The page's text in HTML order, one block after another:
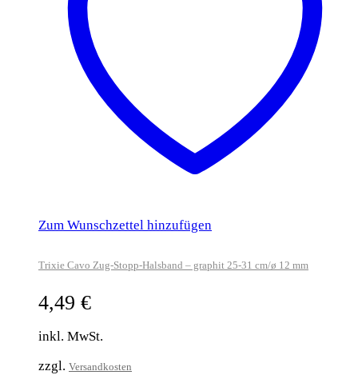
Zum Wunschzettel hinzufügen
Trixie Cavo Zug-Stopp-Halsband – graphit 25-31 cm/ø 12 mm
4,49 €
inkl. MwSt.
zzgl. Versandkosten